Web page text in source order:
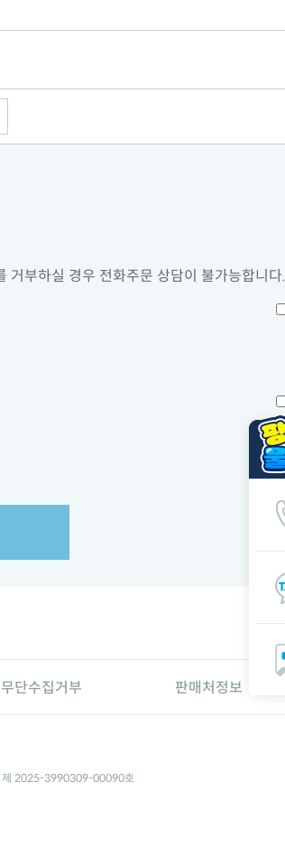
거부하실 경우 전화주문 상담이 불가능합니다.
단수집거부 판매처정보
제 2025-3990309-00090호